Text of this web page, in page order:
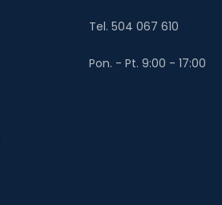
Tel. 504 067 610
Pon. - Pt. 9:00 - 17:00